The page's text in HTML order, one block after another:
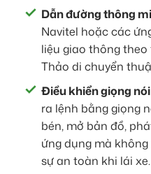
Dẫn đường thông
Navitel hoặc các
liệu giao thông
Thảo di chuyển
Điều khiển giọng
ra lệnh bằng giọng
bén, mở bản đồ,
ứng dụng mà
sự an toàn khi lái xe.